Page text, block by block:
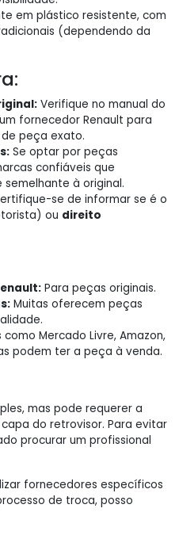
em plástico resistente, com
(dependendo da
Verifique no manual do
fornecedor Renault para
peça exato.
Se optar por peças
confiáveis que
à original.
se de informar se é o
ou direito
Para peças originais.
Muitas oferecem peças
Mercado Livre, Amazon,
podem ter a peça à venda.
mas pode requerer a
do retrovisor. Para evitar
procurar um profissional
fornecedores específicos
de troca, posso